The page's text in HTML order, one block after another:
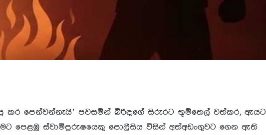
කර පෙන්වන්නැයි’ පවසමින් බිරිඳගේ සිරුරට භූමිතෙල් වත්කර, ඇයට
පෙළඹූ ස්වාමිපුරුෂයෙකු පොලීසිය විසින් අත්අඩංගුවට ගෙන ඇති